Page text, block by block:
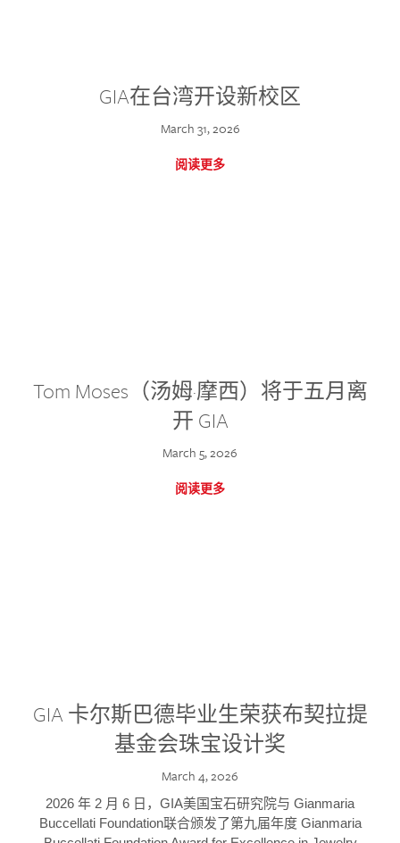
GIA在台湾开设新校区
March 31, 2026
阅读更多
Tom Moses（汤姆·摩西）将于五月离
开 GIA
March 5, 2026
阅读更多
GIA 卡尔斯巴德毕业生荣获布契拉提
基金会珠宝设计奖
March 4, 2026
2026 年 2 月 6 日，GIA美国宝石研究院与 Gianmaria
Buccellati Foundation联合颁发了第九届年度 Gianmaria